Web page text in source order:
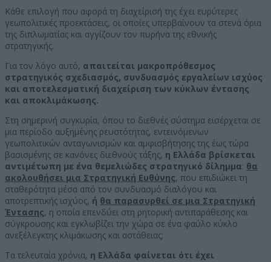
Κάθε επιλογή που αφορά τη διαχείρισή της έχει ευρύτερες
γεωπολιτικές προεκτάσεις, οι οποίες υπερβαίνουν τα στενά όρια
της διπλωματίας και αγγίζουν τον πυρήνα της εθνικής
στρατηγικής.
Για τον λόγο αυτό, απαιτείται μακροπρόθεσμος
στρατηγικός σχεδιασμός, συνδυασμός εργαλείων ισχύος
και αποτελεσματική διαχείριση των κύκλων έντασης
και αποκλιμάκωσης.
Στη σημερινή συγκυρία, όπου το διεθνές σύστημα εισέρχεται σε
μια περίοδο αυξημένης ρευστότητας, εντεινόμενων
γεωπολιτικών ανταγωνισμών και αμφισβήτησης της έως τώρα
βασισμένης σε κανόνες διεθνούς τάξης, η Ελλάδα βρίσκεται
αντιμέτωπη με ένα θεμελιώδες στρατηγικό δίλημμα: θα
ακολουθήσει μια Στρατηγική Ευθύνης, που επιδιώκει τη
σταθερότητα μέσα από τον συνδυασμό διαλόγου και
αποτρεπτικής ισχύος, ή θα παρασυρθεί σε μια Στρατηγική
Έντασης, η οποία επενδύει στη ρητορική αντιπαράθεσης και
σύγκρουσης και εγκλωβίζει την χώρα σε ένα φαύλο κύκλο
ανεξέλεγκτης κλιμάκωσης και αστάθειας;
Τα τελευταία χρόνια, η Ελλάδα φαίνεται ότι έχει